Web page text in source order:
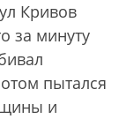
Кривов
за минуту
пытался
и